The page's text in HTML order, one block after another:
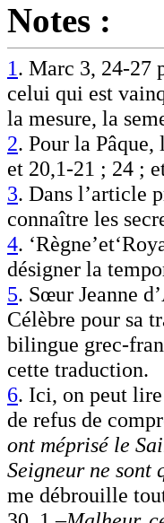
Notes :
1. Marc 3, 24-27
celui qui est
la mesure, la
2. Pour la
et 20,1-21 ; 24 ;
3. Dans l’article
connaître les
4. ‘Règne’et‘
désigner la
5. Sœur Jeanne
Célèbre pour sa
bilingue grec-
cette traduction.
6. Ici, on peut
de refus de
ont méprisé le
Seigneur ne sont
me débrouille